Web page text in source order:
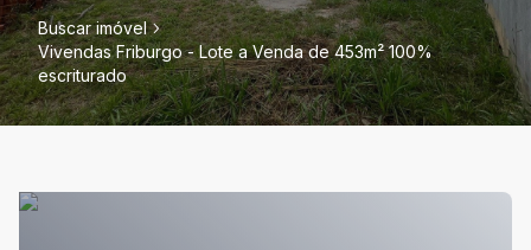
Buscar imóvel
Vivendas Friburgo - Lote a Venda de 453m² 100%
escriturado